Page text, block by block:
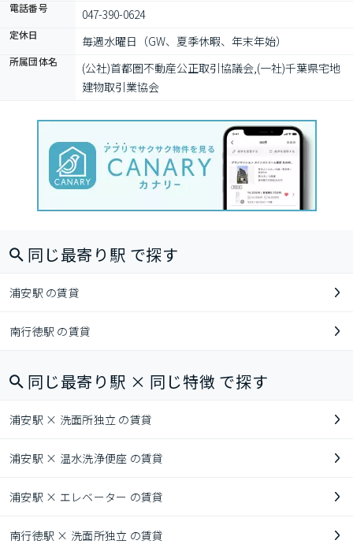
電話番号 047-390-0624
定休日 毎週水曜日（GW、夏季休暇、年末年始）
所属団体名
(公社)首都圏不動産公正取引協議会,(一社)千葉県宅地
建物取引業協会
同じ最寄り駅 で探す
浦安駅 の賃貸
南行徳駅 の賃貸
同じ最寄り駅 × 同じ特徴 で探す
浦安駅 × 洗面所独立 の賃貸
浦安駅 × 温水洗浄便座 の賃貸
浦安駅 × エレベーター の賃貸
南行徳駅 × 洗面所独立 の賃貸